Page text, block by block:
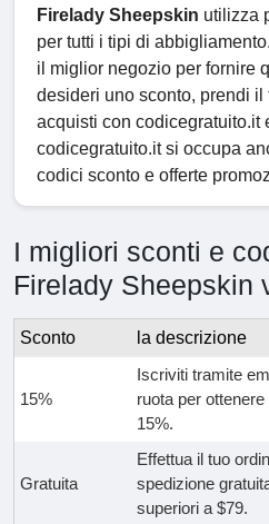
Firelady Sheepskin utilizza
per tutti i tipi di abbigliamento.
il miglior negozio per fornire
desideri uno sconto, prendi
acquisti con codicegratuito.it
codicegratuito.it si occupa
codici sconto e offerte
I migliori sconti e
Firelady Sheepskin
Sconto la descrizione
15%
Iscriviti tramite
ruota per
15%.
Gratuita
Effettua il tuo
spedizione
superiori a $79.